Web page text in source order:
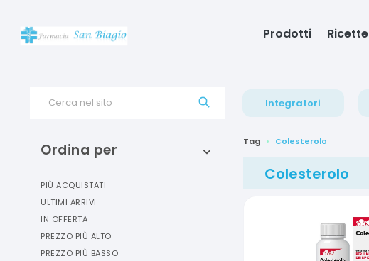
Prodotti Ricette
Cerca nel sito Integratori
Ordina per
PIÙ ACQUISTATI
ULTIMI ARRIVI
IN OFFERTA
PREZZO PIÙ ALTO
PREZZO PIÙ BASSO
Tag Colesterolo
Colesterolo